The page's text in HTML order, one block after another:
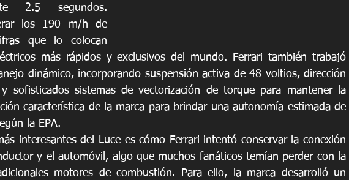
2.5 segundos.
los 190 m/h de
que lo colocan
más rápidos y exclusivos del mundo. Ferrari también trabajó
dinámico, incorporando suspensión activa de 48 voltios, dirección
sofisticados sistemas de vectorización de torque para mantener la
característica de la marca para brindar una autonomía estimada de
la EPA.
interesantes del Luce es cómo Ferrari intentó conservar la conexión
y el automóvil, algo que muchos fanáticos temían perder con la
motores de combustión. Para ello, la marca desarrolló un